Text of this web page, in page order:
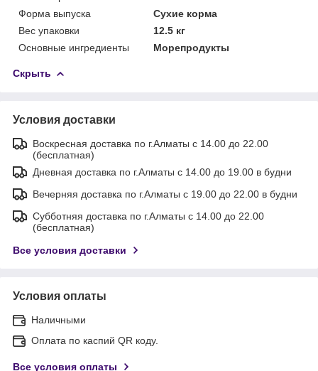
Форма выпуска
Сухие корма
Вес упаковки
12.5 кг
Основные ингредиенты
Морепродукты
Скрыть
Условия доставки
Воскресная доставка по г.Алматы с 14.00 до 22.00
(бесплатная)
Дневная доставка по г.Алматы с 14.00 до 19.00 в будни
Вечерняя доставка по г.Алматы с 19.00 до 22.00 в будни
Субботняя доставка по г.Алматы с 14.00 до 22.00
(бесплатная)
Все условия доставки
Условия оплаты
Наличными
Оплата по каспий QR коду.
Все условия оплаты